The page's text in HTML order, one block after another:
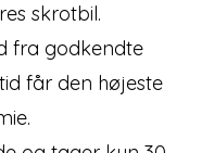
skrotbil.
fra godkendte
får den højeste